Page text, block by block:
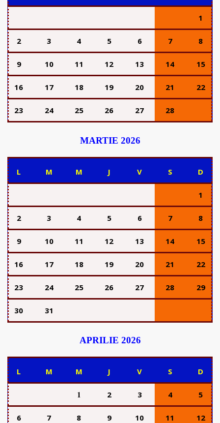
1
2 3 4 5 6 7 8
9 10 11 12 13 14 15
16 17 18 19 20 21 22
23 24 25 26 27 28
MARTIE 2026
L M M J V S D
1
2 3 4 5 6 7 8
9 10 11 12 13 14 15
16 17 18 19 20 21 22
23 24 25 26 27 28 29
30 31
APRILIE 2026
L M M J V S D
1 2 3 4 5
6 7 8 9 10 11 12